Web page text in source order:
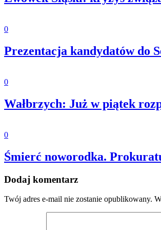
0
Prezentacja kandydatów do
0
Wałbrzych: Już w piątek
0
Śmierć noworodka.
Dodaj komentarz
Twój adres e-mail nie zostanie opublikowany.